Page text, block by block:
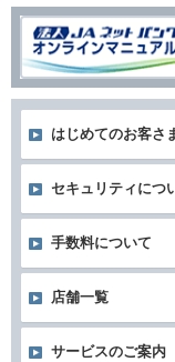
はじめてのお客さ
セキュリティにつ
手数料について
店舗一覧
サービスのご案内